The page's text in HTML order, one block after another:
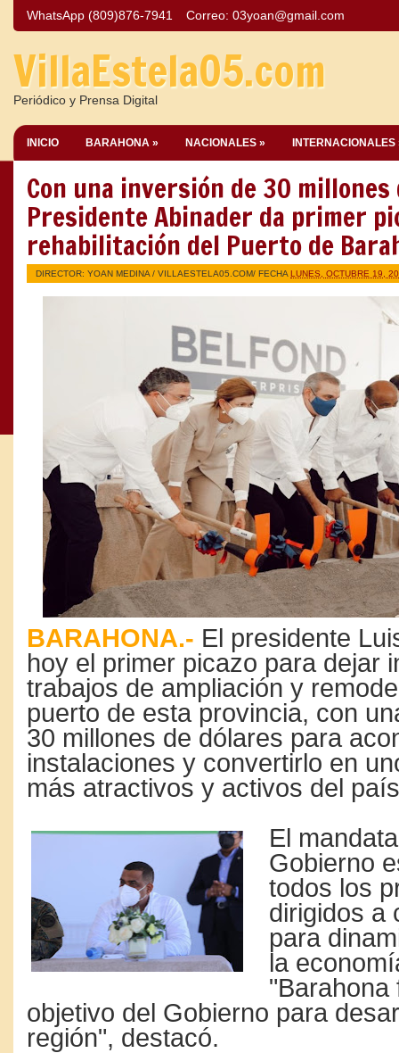
WhatsApp (809)876-7941 Correo: 03yoan@gmail.com
VillaEstela05.com
Periódico y Prensa Digital
INICIO BARAHONA » NACIONALES » INTERNACIONALES
Con una inversión de 30
Presidente Abinader da primer
rehabilitación del Puerto de
DIRECTOR: YOAN MEDINA / VILLAESTELA05.COM/ FECHA LUNES, OCTUBRE 19,
BARAHONA.- El presidente
hoy el primer picazo para dejar
trabajos de ampliación y
puerto de esta provincia, con
30 millones de dólares para
instalaciones y convertirlo en
más atractivos y activos del
El
Gobierno
todos los
dirigidos a
para
la
"Barahona
objetivo del Gobierno para
región", destacó.